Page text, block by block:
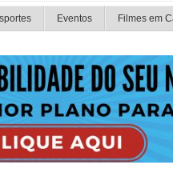
Eventos Filmes em